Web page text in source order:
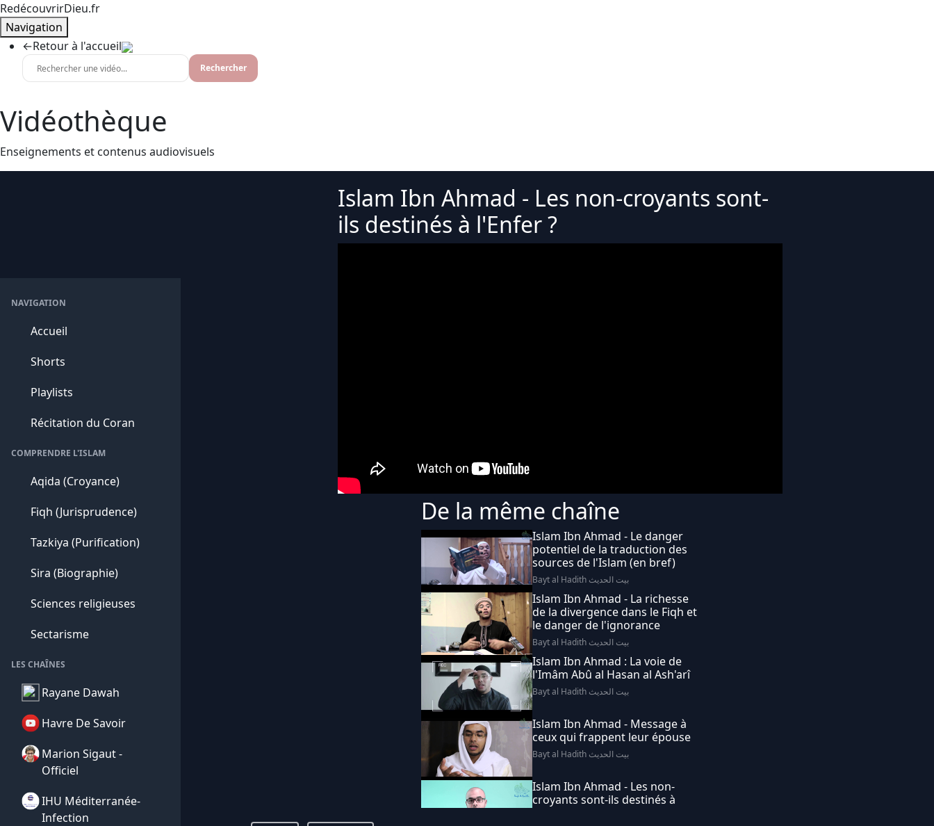
RedécouvrirDieu.fr
Navigation
←Retour à l'accueil
Rechercher
Vidéothèque
Enseignements et contenus audiovisuels
NAVIGATION
Accueil
Shorts
Playlists
Récitation du Coran
COMPRENDRE L'ISLAM
Aqida (Croyance)
Fiqh (Jurisprudence)
Tazkiya (Purification)
Sira (Biographie)
Sciences religieuses
Sectarisme
LES CHAÎNES
Rayane Dawah
Havre De Savoir
Marion Sigaut -
Officiel
IHU Méditerranée-
Infection
Islam Ibn Ahmad - Les non-croyants sont-
ils destinés à l'Enfer ?
De la même chaîne
Islam Ibn Ahmad - Le danger
potentiel de la traduction des
sources de l'Islam (en bref)
Bayt al Hadith بيت الحديث
Islam Ibn Ahmad - La richesse
de la divergence dans le Fiqh et
le danger de l'ignorance
Bayt al Hadith بيت الحديث
Islam Ibn Ahmad : La voie de
l'Imâm Abû al Hasan al Ash'arî
Bayt al Hadith بيت الحديث
Islam Ibn Ahmad - Message à
ceux qui frappent leur épouse
Bayt al Hadith بيت الحديث
Islam Ibn Ahmad - Les non-
croyants sont-ils destinés à